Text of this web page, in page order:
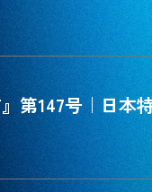
』第147号｜日本